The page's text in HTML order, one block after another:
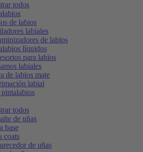
todos
de labios
labiales
de labios
líquidos
para labios
labiales
de labios mate
labial
pintalabios
todos
de uñas
base
coats
de uñas